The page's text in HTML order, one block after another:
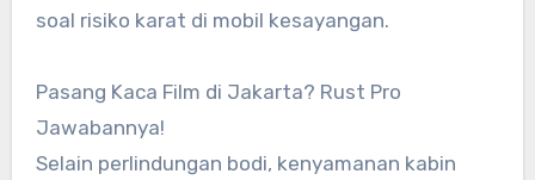
soal risiko karat di mobil kesayangan.
Pasang Kaca Film di Jakarta? Rust Pro
Jawabannya!
Selain perlindungan bodi, kenyamanan kabin